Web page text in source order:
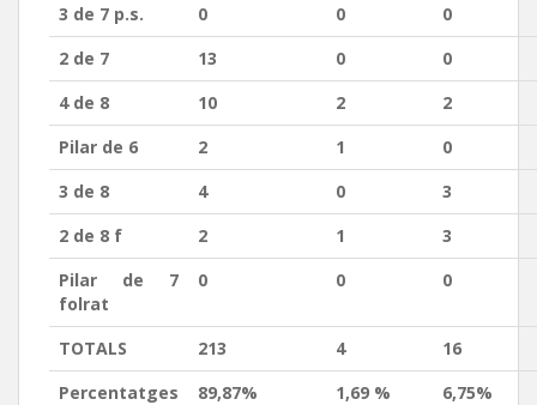
3 de 7 p.s.
0 0
0
2 de 7
13 0
0
4 de 8
10 2
2
Pilar de 6
2 1
0
3 de 8
4 0
3
2 de 8 f
2 1
3
Pilar de 7
folrat
0 0 0
TOTALS 213 4
16
Percentatges
89,87% 1,69 %
6,75%